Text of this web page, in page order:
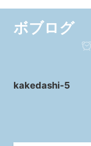
ボブログ
kakedashi-5